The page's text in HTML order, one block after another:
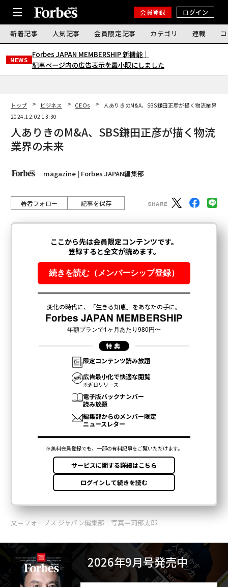
会員登録 ログイン
新着記事 人気記事 会員限定記事 カテゴリ 連載
NEWS
Forbes JAPAN MEMBERSHIP 新機能｜
記事ページ内の広告表示を最小限にしました
トップ ビジネス CEOs
人ありきのM&A、SBS鎌田正彦が描く物流業界の
2024.12.02 13:30
人ありきのM&A、SBS鎌田正彦が描く物流
業界の未来
magazine | Forbes JAPAN編集部
著者フォロー 記事を保存
文＝フォーブス ジャパン編集部 写真＝苅部太郎
2026年9月号発売中